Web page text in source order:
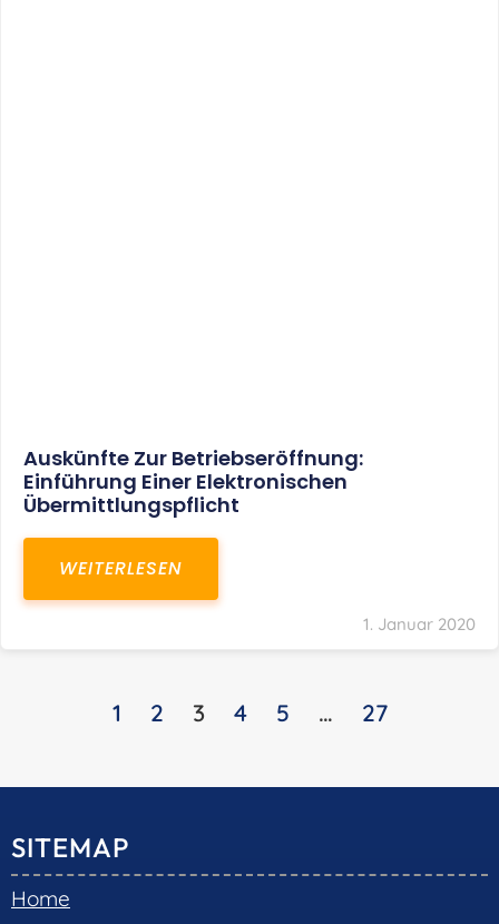
Auskünfte Zur Betriebseröffnung:
Einführung Einer Elektronischen
Übermittlungspflicht
WEITERLESEN
1. Januar 2020
1 2 3 4 5 … 27
SITEMAP
Home